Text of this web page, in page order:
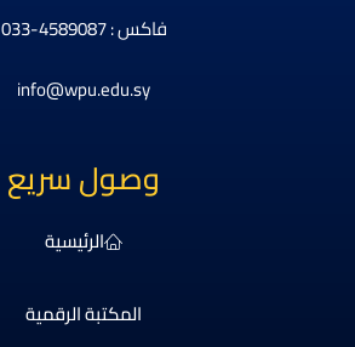
فاكس : 4589087-033
info@wpu.edu.sy
وصول سريع
الرئيسية
المكتبة الرقمية